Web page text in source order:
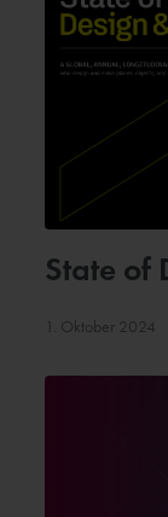
State of
1. Oktober 2024